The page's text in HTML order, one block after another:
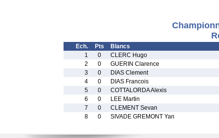
Ech. Pts
Blancs
1
0
CLERC Hugo
2
0
GUERIN Clarence
3
0
DIAS Clement
4
0
DIAS Francois
5
0
COTTALORDA Alexis
6
0
LEE Martin
7
0
CLEMENT Sevan
8
0 SIVADE GREMONT Yan